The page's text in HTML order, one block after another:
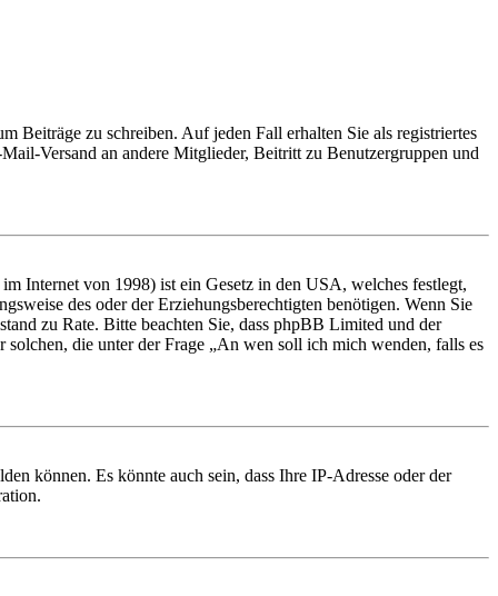
Beiträge zu schreiben. Auf jeden Fall erhalten Sie als registriertes
Versand an andere Mitglieder, Beitritt zu Benutzergruppen und
Internet von 1998) ist ein Gesetz in den USA, welches festlegt,
des oder der Erziehungsberechtigten benötigen. Wenn Sie
zu Rate. Bitte beachten Sie, dass phpBB Limited und der
die unter der Frage „An wen soll ich mich wenden, falls es
können. Es könnte auch sein, dass Ihre IP-Adresse oder der